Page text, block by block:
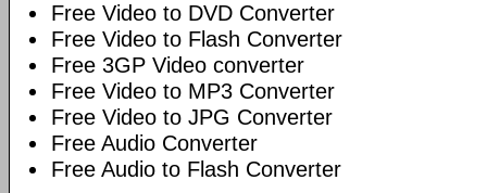
Free Video to DVD Converter
Free Video to Flash Converter
Free 3GP Video converter
Free Video to MP3 Converter
Free Video to JPG Converter
Free Audio Converter
Free Audio to Flash Converter